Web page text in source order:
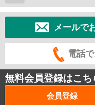
メールで
電話
無料会員登録はこち
会員登録